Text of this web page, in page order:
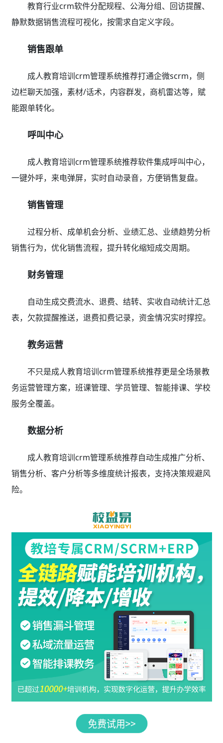
教育行业crm软件分配规程、公海分组、回访提醒、
静默数据销售流程可视化，按需求自定义字段。
销售跟单
成人教育培训crm管理系统推荐打通企微scrm，侧
边栏聊天加强，素材/话术，内容群发，商机雷达等，赋
能跟单转化。
呼叫中心
成人教育培训crm管理系统推荐软件集成呼叫中心，
一键外呼，来电弹屏，实时自动录音，方便销售复盘。
销售管理
过程分析、成单机会分析、业绩汇总、业绩趋势分析
销售行为，优化销售流程，提升转化缩短成交周期。
财务管理
自动生成交费流水、退费、结转、实收自动统计汇总
表，欠款提醒推送，退费扣费记录，资金情况实时撑控。
教务运营
不只是成人教育培训crm管理系统推荐更是全场景教
务运营管理方案，班课管理、学员管理、智能排课、学校
服务全覆盖。
数据分析
成人教育培训crm管理系统推荐自动生成推广分析、
销售分析、客户分析等多维度统计报表，支持决策规避风
险。